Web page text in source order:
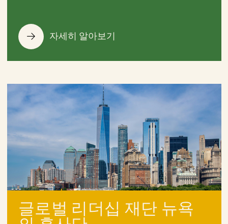
자세히 알아보기
글로벌 리더십 재단 뉴욕